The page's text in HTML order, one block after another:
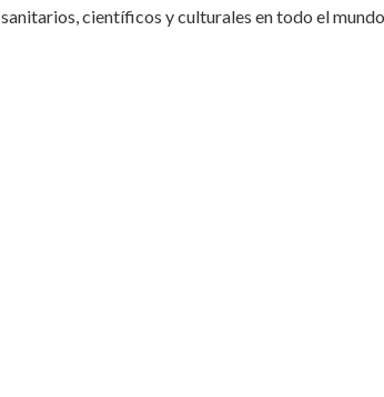
científicos y culturales en todo el